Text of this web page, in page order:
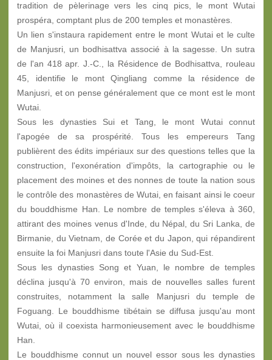
tradition de pèlerinage vers les cinq pics, le mont Wutai
prospéra, comptant plus de 200 temples et monastères.
Un lien s'instaura rapidement entre le mont Wutai et le culte
de Manjusri, un bodhisattva associé à la sagesse. Un sutra
de l'an 418 apr. J.-C., la Résidence de Bodhisattva, rouleau
45, identifie le mont Qingliang comme la résidence de
Manjusri, et on pense généralement que ce mont est le mont
Wutai.
Sous les dynasties Sui et Tang, le mont Wutai connut
l'apogée de sa prospérité. Tous les empereurs Tang
publièrent des édits impériaux sur des questions telles que la
construction, l'exonération d'impôts, la cartographie ou le
placement des moines et des nonnes de toute la nation sous
le contrôle des monastères de Wutai, en faisant ainsi le coeur
du bouddhisme Han. Le nombre de temples s'éleva à 360,
attirant des moines venus d'Inde, du Népal, du Sri Lanka, de
Birmanie, du Vietnam, de Corée et du Japon, qui répandirent
ensuite la foi Manjusri dans toute l'Asie du Sud-Est.
Sous les dynasties Song et Yuan, le nombre de temples
déclina jusqu'à 70 environ, mais de nouvelles salles furent
construites, notamment la salle Manjusri du temple de
Foguang. Le bouddhisme tibétain se diffusa jusqu'au mont
Wutai, où il coexista harmonieusement avec le bouddhisme
Han.
Le bouddhisme connut un nouvel essor sous les dynasties